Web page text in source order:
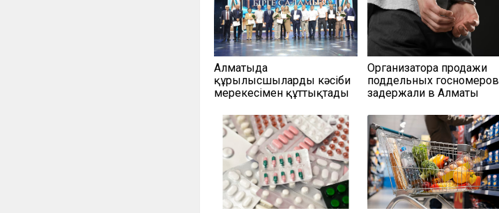
Алматыда
құрылысшыларды кәсіби
мерекесімен құттықтады
Организатора продажи
поддельных госномеров
задержали в Алматы